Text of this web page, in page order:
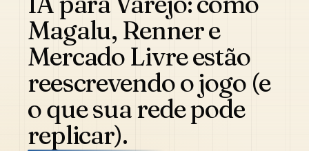
Magalu, Renner e
Mercado Livre estão
reescrevendo o jogo (e
o que sua rede pode
replicar).